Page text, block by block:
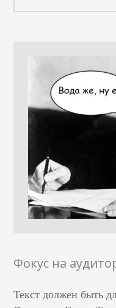
Фокус на
Текст должен быть